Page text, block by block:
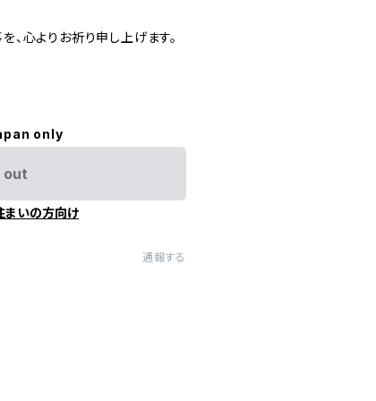
心よりお祈り申し上げます。
only
out
まいの方向け
通報する